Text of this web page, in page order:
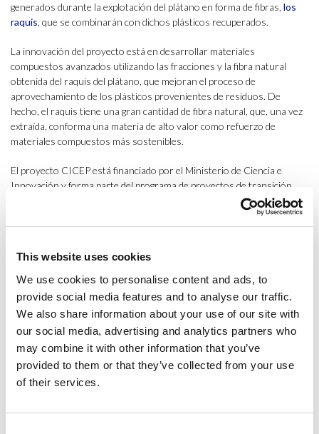
This website uses cookies
We use cookies to personalise content and ads, to
provide social media features and to analyse our traffic.
We also share information about your use of our site with
our social media, advertising and analytics partners who
may combine it with other information that you’ve
provided to them or that they’ve collected from your use
of their services.
generados durante la explotación del plátano en forma de fibras, los
raquis, que se combinarán con dichos plásticos recuperados.
La innovación del proyecto está en desarrollar materiales
compuestos avanzados utilizando las fracciones y la fibra natural
obtenida del raquis del plátano, que mejoran el proceso de
aprovechamiento de los plásticos provenientes de residuos. De
hecho, el raquis tiene una gran cantidad de fibra natural, que, una vez
extraída, conforma una materia de alto valor como refuerzo de
materiales compuestos más sostenibles.
El proyecto CICEP está financiado por el Ministerio de Ciencia e
Innovación y forma parte del programa de proyectos de transición
ecológica y digital, que a su vez se encuentra dentro del plan de
Vida y Cambio Climático de ESCI-UPF
(UdG)
Universidad de las Palmas de Gran Canaria (ULPGC)
donde tiene lugar el proyecto en las instalaciones del parque científico
tecnológico de Tafira Baja.
Cada uno de los socios participantes se encarga de un subproyecto
específico:
En elSubproyecto 1